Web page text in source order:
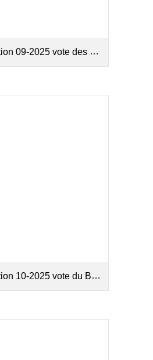
2025 vote des taxes-tampon.pdf
2025 vote du BP 2025-tampon.pdf